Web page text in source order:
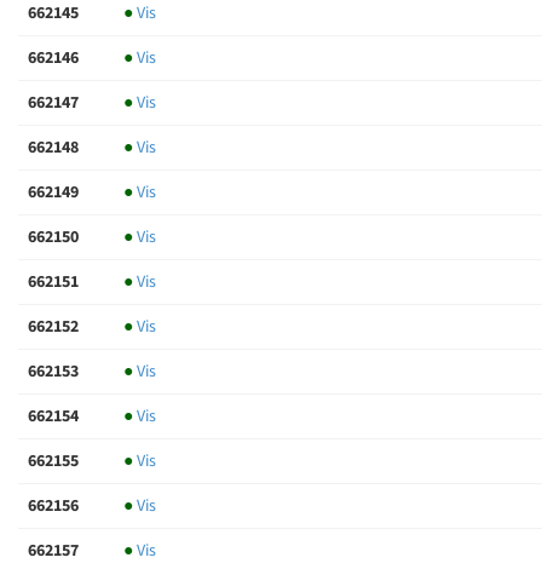
662145 ●Vis
662146
●Vis
662147
●Vis
662148
●Vis
662149
●Vis
662150
●Vis
662151
●Vis
662152
●Vis
662153
●Vis
662154
●Vis
662155
●Vis
662156
●Vis
662157
●Vis